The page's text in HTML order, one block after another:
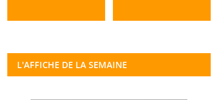
L'AFFICHE DE LA SEMAINE